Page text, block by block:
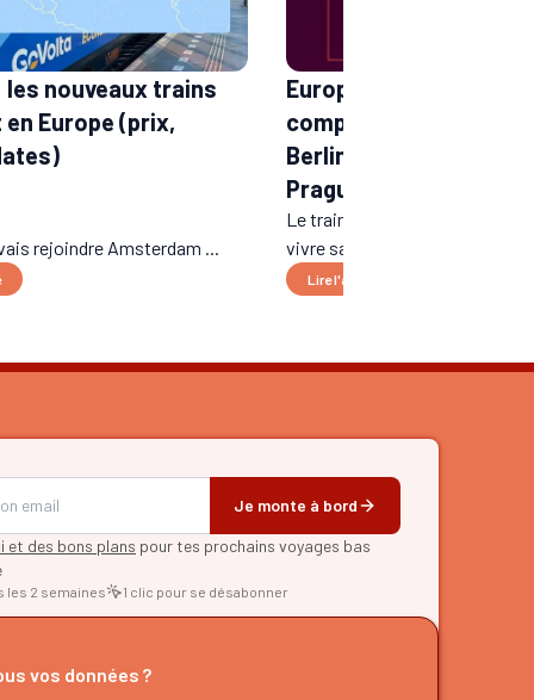
les nouveaux trains
Europe (prix,
rejoindre Amsterdam ...
European Sleeper :
complet (train de nuit
Berlin, Bruxelles–Milan
Prague 2026)
Le train de nuit en Europe est-
vivre sa renaissance ? P...
Lire l'article
Je monte à bord
et des bons plans pour tes prochains voyages bas
les 2 semaines 1 clic pour se désabonner
d'itinéraires
vos données ?